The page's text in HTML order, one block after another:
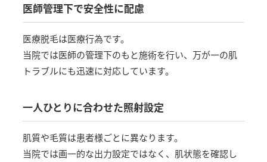
医師管理下で安全性に配慮
医療脱毛は医療行為です。
当院では医師の管理下のもと施術を行い、万が一の肌
トラブルにも迅速に対応しています。
一人ひとりに合わせた照射設定
肌質や毛質は患者様ごとに異なります。
当院では画一的な出力設定ではなく、肌状態を確認し